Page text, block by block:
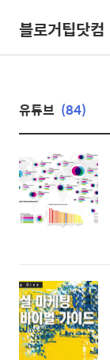
블로거팁닷컴
유튜브 (84)